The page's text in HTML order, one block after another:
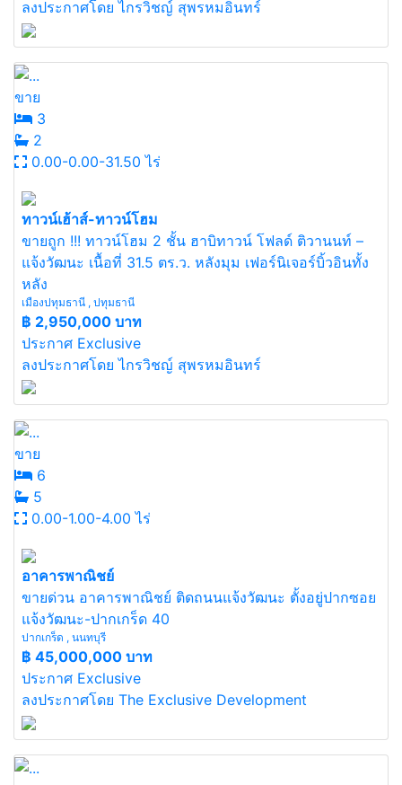
ลงประกาศโดย ไกรวิชญ์ สุพรหมอินทร์
ขาย
3
2
0.00-0.00-31.50 ไร่
ทาวน์เฮ้าส์-ทาวน์โฮม
ขายถูก !!! ทาวน์โฮม 2 ชั้น ฮาบิทาวน์ โฟลด์ ติวานนท์ –
แจ้งวัฒนะ เนื้อที่ 31.5 ตร.ว. หลังมุม เฟอร์นิเจอร์บิ้วอินทั้ง
หลัง
เมืองปทุมธานี , ปทุมธานี
฿ 2,950,000 บาท
ประกาศ Exclusive
ลงประกาศโดย ไกรวิชญ์ สุพรหมอินทร์
ขาย
6
5
0.00-1.00-4.00 ไร่
อาคารพาณิชย์
ขายด่วน อาคารพาณิชย์ ติดถนนแจ้งวัฒนะ ตั้งอยู่ปากซอย
แจ้งวัฒนะ-ปากเกร็ด 40
ปากเกร็ด , นนทบุรี
฿ 45,000,000 บาท
ประกาศ Exclusive
ลงประกาศโดย The Exclusive Development